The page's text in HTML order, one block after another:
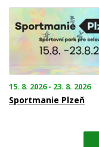
15. 8. 2026 - 23. 8. 2026
Sportmanie Plzeň